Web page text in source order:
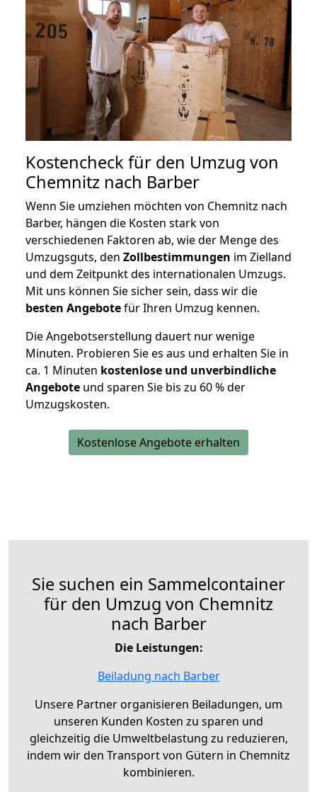
Kostencheck für den Umzug von
Chemnitz nach Barber
Wenn Sie umziehen möchten von Chemnitz nach
Barber, hängen die Kosten stark von
verschiedenen Faktoren ab, wie der Menge des
Umzugsguts, den Zollbestimmungen im Zielland
und dem Zeitpunkt des internationalen Umzugs.
Mit uns können Sie sicher sein, dass wir die
besten Angebotefür Ihren Umzug kennen.
Die Angebotserstellung dauert nur wenige
Minuten. Probieren Sie es aus und erhalten Sie in
ca. 1 Minuten kostenlose und unverbindliche
Angebote und sparen Sie bis zu 60 % der
Umzugskosten.
Kostenlose Angebote erhalten
Sie suchen ein Sammelcontainer
für den Umzug von Chemnitz
nach Barber
Die Leistungen:
Beiladung nach Barber
Unsere Partner organisieren Beiladungen, um
unseren Kunden Kosten zu sparen und
gleichzeitig die Umweltbelastung zu reduzieren,
indem wir den Transport von Gütern in Chemnitz
kombinieren.